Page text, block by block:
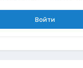
Войти